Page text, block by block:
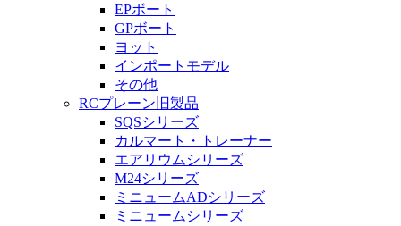
EPボート
GPボート
ヨット
インポートモデル
その他
RCプレーン旧製品
SQSシリーズ
カルマート・トレーナー
エアリウムシリーズ
M24シリーズ
ミニュームADシリーズ
ミニュームシリーズ